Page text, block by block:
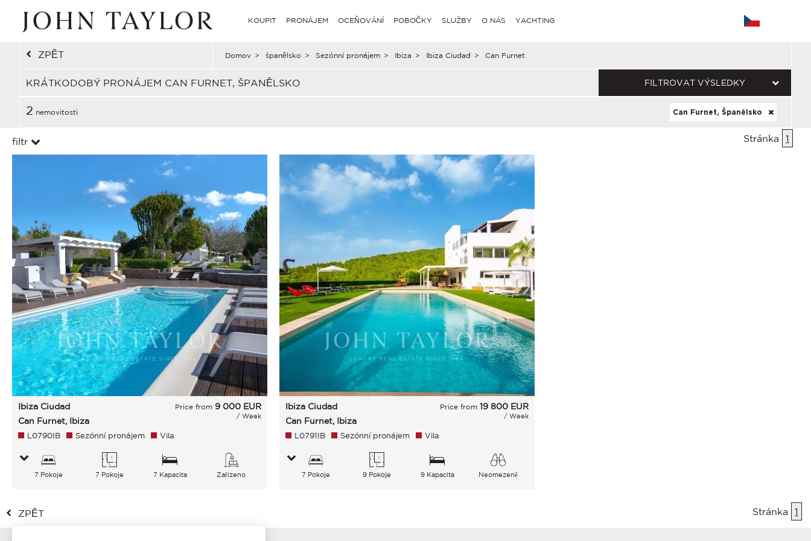
KOUPIT PRONÁJEM OCEŇOVÁNÍ POBOČKY SLUŽBY O NÁS YACHTING
ZPĚT Domov > španělsko > Sezónní pronájem > Ibiza > Ibiza Ciudad > Can Furnet
KRÁTKODOBÝ PRONÁJEM CAN FURNET, ŠPANĚLSKO FILTROVAT VÝSLEDKY
2 nemovitosti Can Furnet, Španělsko
filtr Stránka 1
Ibiza Ciudad
Can Furnet, Ibiza
Price from 9 000 EUR
/ Week
L0790IB Sezónní pronájem Vila
7 Pokoje 7 Pokoje 7 Kapacita Zařízeno
Ibiza Ciudad
Can Furnet, Ibiza
Price from 19 800 EUR
/ Week
L0791IB Sezónní pronájem Vila
7 Pokoje 9 Pokoje 9 Kapacita
Neomezeně
ZPĚT Stránka 1